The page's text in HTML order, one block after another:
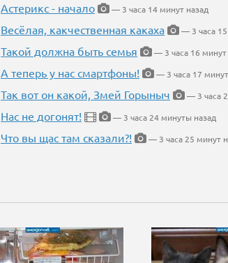
Астерикс - начало
— 3 часа 14 минут назад
Весёлая, какчественная какаха
— 3 часа
Такой должна быть семья
— 3 часа 16 минут
А теперь у нас смартфоны!
— 3 часа 17
Так вот он какой, Змей Горыныч
— 3 часа
Нас не догонят!
— 3 часа 24 минуты назад
Что вы щас там сказали?! — 3 часа 25 минут